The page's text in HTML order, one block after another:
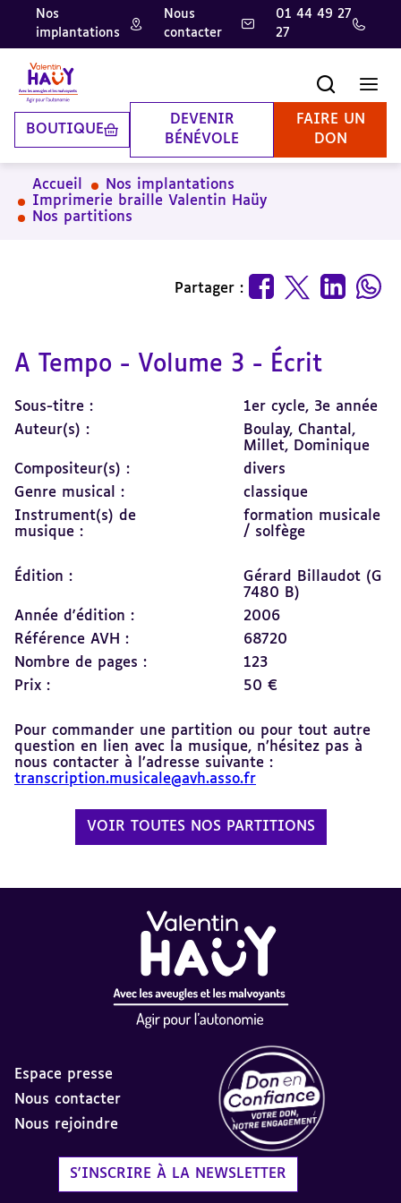
Aller
contenu
principal
Aller
pied
de
page
Aller
la
recherche
Nos
implantations
Nous
contacter
01 44 49 27
27
BOUTIQUE
DEVENIR
BÉNÉVOLE
FAIRE UN
DON
Accueil
Nos implantations
Imprimerie braille Valentin Haüy
Nos partitions
Partager :
A Tempo - Volume 3 - Écrit
Sous-titre :
1er cycle, 3e année
Auteur(s) :
Boulay, Chantal,
Millet, Dominique
Compositeur(s) :
divers
Genre musical :
classique
Instrument(s) de
musique :
formation musicale
/ solfège
Édition :
Gérard Billaudot (G
7480 B)
Année d'édition :
2006
Référence AVH :
68720
Nombre de pages :
123
Prix :
50 €
Pour commander une partition ou pour tout autre
question en lien avec la musique, n’hésitez pas à
nous contacter à l’adresse suivante :
transcription.musicale@avh.asso.fr
VOIR TOUTES NOS PARTITIONS
Espace presse
Nous contacter
Nous rejoindre
S'INSCRIRE À LA NEWSLETTER